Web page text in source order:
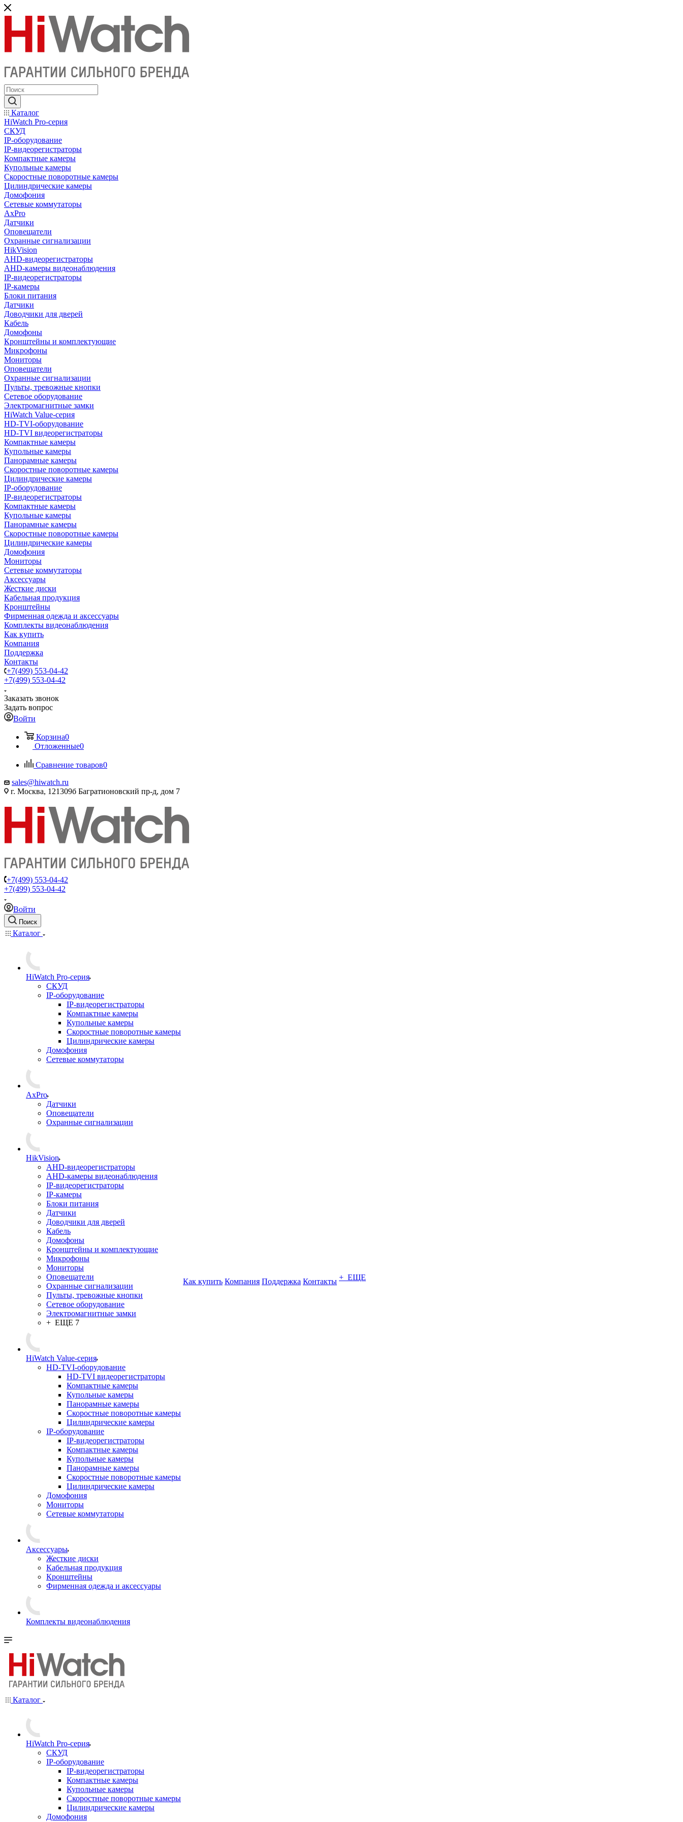
Каталог
HiWatch Pro-серия
CКУД
IP-оборудование
IP-видеорегистраторы
Компактные камеры
Купольные камеры
Скоростные поворотные камеры
Цилиндрические камеры
Домофония
Сетевые коммутаторы
AxPro
Датчики
Оповещатели
Охранные сигнализации
HikVision
AHD-видеорегистраторы
AHD-камеры видеонаблюдения
IP-видеорегистраторы
IP-камеры
Блоки питания
Датчики
Доводчики для дверей
Кабель
Домофоны
Кронштейны и комплектующие
Микрофоны
Мониторы
Оповещатели
Охранные сигнализации
Пульты, тревожные кнопки
Сетевое оборудование
Электромагнитные замки
HiWatch Value-серия
HD-TVI-оборудование
HD-TVI видеорегистраторы
Компактные камеры
Купольные камеры
Панорамные камеры
Скоростные поворотные камеры
Цилиндрические камеры
IP-оборудование
IP-видеорегистраторы
Компактные камеры
Купольные камеры
Панорамные камеры
Скоростные поворотные камеры
Цилиндрические камеры
Домофония
Мониторы
Сетевые коммутаторы
Аксессуары
Жесткие диски
Кабельная продукция
Кронштейны
Фирменная одежда и аксессуары
Комплекты видеонаблюдения
Как купить
Компания
Поддержка
Контакты
+7(499) 553-04-42
+7(499) 553-04-42
Заказать звонок
Задать вопрос
Войти
Корзина0
Отложенные0
Сравнение товаров0
sales@hiwatch.ru
г. Москва, 121309б Багратионовский пр-д, дом 7
+7(499) 553-04-42
+7(499) 553-04-42
Войти
Поиск
Каталог
HiWatch Pro-серия
CКУД
IP-оборудование
IP-видеорегистраторы
Компактные камеры
Купольные камеры
Скоростные поворотные камеры
Цилиндрические камеры
Домофония
Сетевые коммутаторы
AxPro
Датчики
Оповещатели
Охранные сигнализации
HikVision
AHD-видеорегистраторы
AHD-камеры видеонаблюдения
IP-видеорегистраторы
IP-камеры
Блоки питания
Датчики
Доводчики для дверей
Кабель
Домофоны
Кронштейны и комплектующие
Микрофоны
Мониторы
Оповещатели
Охранные сигнализации
Пульты, тревожные кнопки
Сетевое оборудование
Электромагнитные замки
+ ЕЩЕ 7
HiWatch Value-серия
HD-TVI-оборудование
HD-TVI видеорегистраторы
Компактные камеры
Купольные камеры
Панорамные камеры
Скоростные поворотные камеры
Цилиндрические камеры
IP-оборудование
IP-видеорегистраторы
Компактные камеры
Купольные камеры
Панорамные камеры
Скоростные поворотные камеры
Цилиндрические камеры
Домофония
Мониторы
Сетевые коммутаторы
Аксессуары
Жесткие диски
Кабельная продукция
Кронштейны
Фирменная одежда и аксессуары
Комплекты видеонаблюдения
Как купить Компания Поддержка Контакты + ЕЩЕ
Каталог
HiWatch Pro-серия
CКУД
IP-оборудование
IP-видеорегистраторы
Компактные камеры
Купольные камеры
Скоростные поворотные камеры
Цилиндрические камеры
Домофония